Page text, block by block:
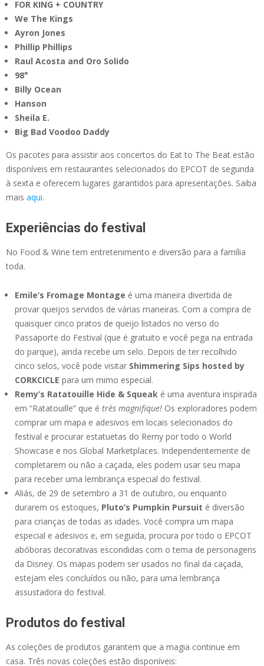
FOR KING + COUNTRY
We The Kings
Ayron Jones
Phillip Phillips
Raul Acosta and Oro Solido
98°
Billy Ocean
Hanson
Sheila E.
Big Bad Voodoo Daddy
Os pacotes para assistir aos concertos do Eat to The Beat estão
disponíveis em restaurantes selecionados do EPCOT de segunda
à sexta e oferecem lugares garantidos para apresentações. Saiba
mais aqui.
Experiências do festival
No Food & Wine tem entretenimento e diversão para a família
toda.
Emile’s Fromage Montage é uma maneira divertida de
provar queijos servidos de várias maneiras. Com a compra de
quaisquer cinco pratos de queijo listados no verso do
Passaporte do Festival (que é gratuito e você pega na entrada
do parque), ainda recebe um selo. Depois de ter recolhido
cinco selos, você pode visitar Shimmering Sips hosted by
CORKCICLE para um mimo especial.
Remy’s Ratatouille Hide & Squeak é uma aventura inspirada
em “Ratatouille” que é très magnifique! Os exploradores podem
comprar um mapa e adesivos em locais selecionados do
festival e procurar estatuetas do Remy por todo o World
Showcase e nos Global Marketplaces. Independentemente de
completarem ou não a caçada, eles podem usar seu mapa
para receber uma lembrança especial do festival.
Aliás, de 29 de setembro a 31 de outubro, ou enquanto
durarem os estoques, Pluto’s Pumpkin Pursuit é diversão
para crianças de todas as idades. Você compra um mapa
especial e adesivos e, em seguida, procura por todo o EPCOT
abóboras decorativas escondidas com o tema de personagens
da Disney. Os mapas podem ser usados no final da caçada,
estejam eles concluídos ou não, para uma lembrança
assustadora do festival.
Produtos do festival
As coleções de produtos garantem que a magia continue em
casa. Três novas coleções estão disponíveis: